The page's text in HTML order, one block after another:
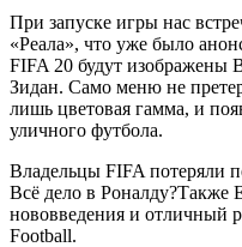
При запуске игры нас
«Реала», что уже было
FIFA 20 будут
Зидан. Само меню не
лишь цветовая гамма, и
уличного футбола.
Владельцы FIFA потеряли
Всё дело в Роналду?Также
нововведения и отличный
Football.